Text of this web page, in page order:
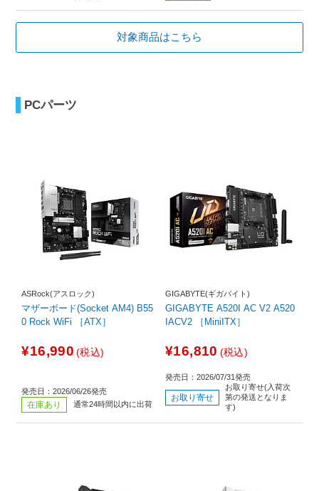
対象商品はこちら
PCパーツ
ASRock(アスロック)
マザーボード(Socket AM4) B55
0 Rock WiFi ［ATX］
¥16,990 (税込)
発売日：2026/06/26発売
在庫あり 通常24時間以内に出荷
GIGABYTE(ギガバイト)
GIGABYTE A520I AC V2 A520
IACV2 ［MiniITX］
¥16,810 (税込)
発売日：2026/07/31発売
お取り寄せ
お取り寄せ(入荷次
第の発送となりま
す)